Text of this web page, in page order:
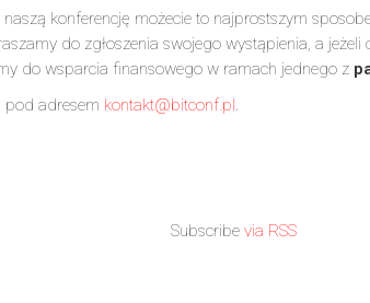
konferencję możecie to najprostszym
do zgłoszenia swojego wystąpienia, a jeżeli
do wsparcia finansowego w ramach jednego z
pod adresem kontakt@bitconf.pl.
Subscribe via RSS